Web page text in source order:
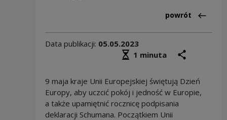
Powrót
powrót
Data publikacji: 05.05.2023
Średni czas czytania
1 minuta
9 maja kraje Unii Europejskiej świętują Dzień
Europy, aby uczcić pokój i jedność w Europie,
a także upamiętnić rocznicę podpisania
deklaracji Schumana. Początkiem Unii